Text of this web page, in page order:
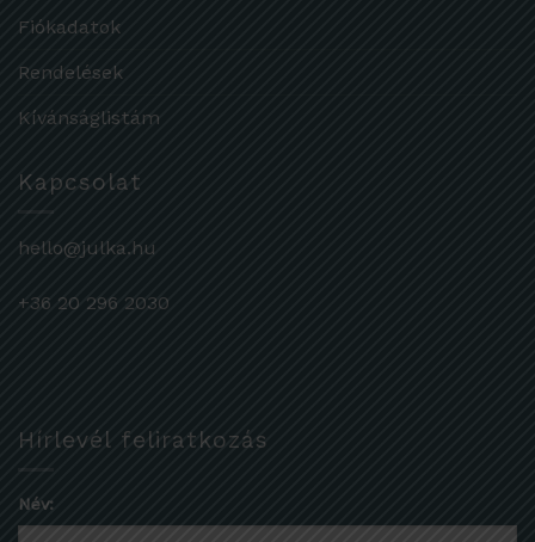
Fiókadatok
Rendelések
Kívánságlistám
Kapcsolat
hello@julka.hu
+36 20 296 2030
Hírlevél feliratkozás
Név: